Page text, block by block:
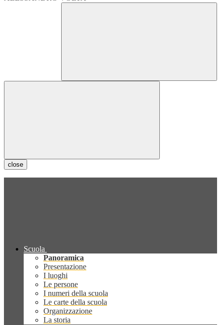
close
Scuola
Panoramica
Presentazione
I luoghi
Le persone
I numeri della scuola
Le carte della scuola
Organizzazione
La storia